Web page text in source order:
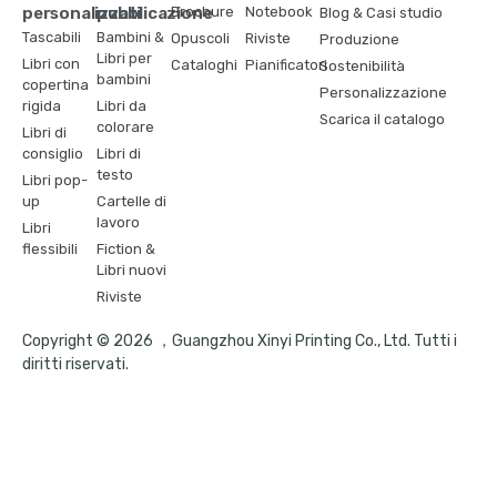
personalizzati
Tascabili
Libri con
copertina
rigida
Libri di
consiglio
Libri pop-
up
Libri
flessibili
pubblicazione
Bambini &
Libri per
bambini
Libri da
colorare
Libri di
testo
Cartelle di
lavoro
Fiction &
Libri nuovi
Riviste
Brochure
Opuscoli
Cataloghi
Notebook
Riviste
Pianificatori
Blog & Casi studio
Produzione
Sostenibilità
Personalizzazione
Scarica il catalogo
Copyright © 2026 ，Guangzhou Xinyi Printing Co., Ltd. Tutti i
diritti riservati.